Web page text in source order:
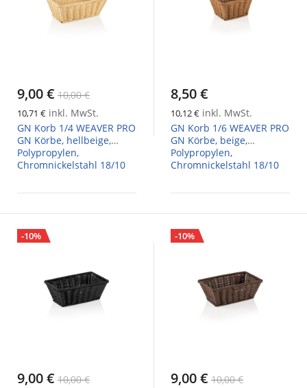
9,00 € 10,00 €
10,71 € inkl. MwSt.
GN Korb 1/4 WEAVER PRO
GN Körbe, hellbeige,
Polypropylen,
Chromnickelstahl 18/10
8,50 €
10,12 € inkl. MwSt.
GN Korb 1/6 WEAVER PRO
GN Körbe, beige,
Polypropylen,
Chromnickelstahl 18/10
-10%
9,00 € 10,00 €
-10%
9,00 € 10,00 €